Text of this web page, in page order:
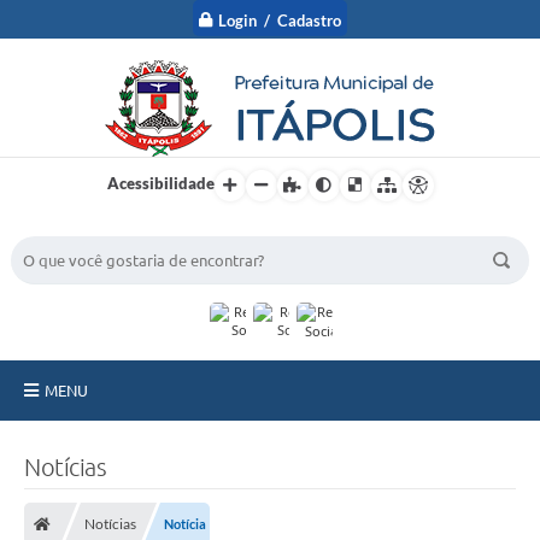
Login / Cadastro
Acessibilidade
MENU
Notícias
Notícias Notícia